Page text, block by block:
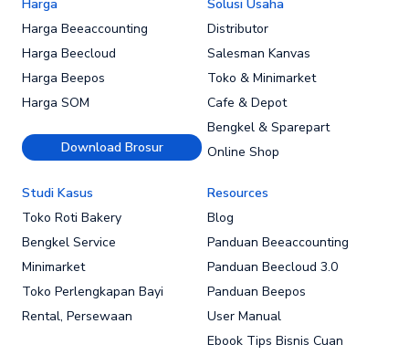
Harga
Harga Beeaccounting
Harga Beecloud
Harga Beepos
Harga SOM
Download Brosur
Solusi Usaha
Distributor
Salesman Kanvas
Toko & Minimarket
Cafe & Depot
Bengkel & Sparepart
Online Shop
Studi Kasus
Toko Roti Bakery
Bengkel Service
Minimarket
Toko Perlengkapan Bayi
Rental, Persewaan
Resources
Blog
Panduan Beeaccounting
Panduan Beecloud 3.0
Panduan Beepos
User Manual
Ebook Tips Bisnis Cuan